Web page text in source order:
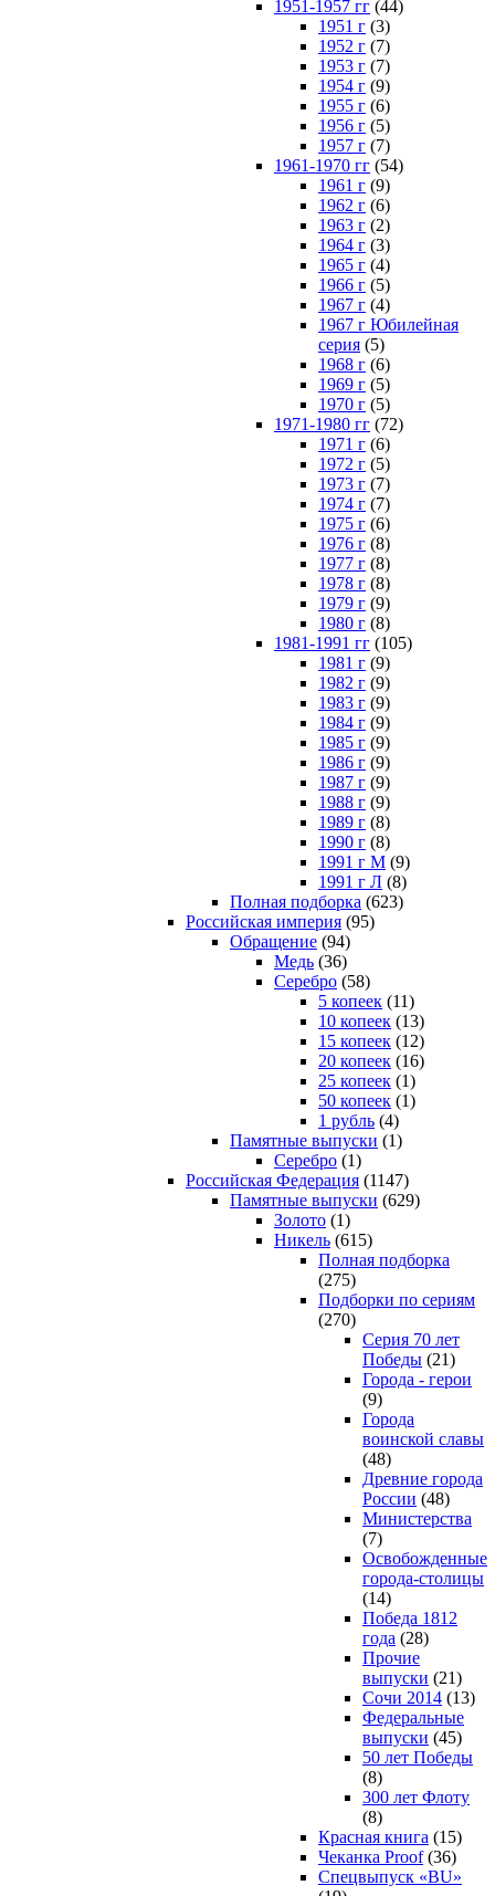
1951-1957 гг (44)
1951 г (3)
1952 г (7)
1953 г (7)
1954 г (9)
1955 г (6)
1956 г (5)
1957 г (7)
1961-1970 гг (54)
1961 г (9)
1962 г (6)
1963 г (2)
1964 г (3)
1965 г (4)
1966 г (5)
1967 г (4)
1967 г Юбилейная
серия (5)
1968 г (6)
1969 г (5)
1970 г (5)
1971-1980 гг (72)
1971 г (6)
1972 г (5)
1973 г (7)
1974 г (7)
1975 г (6)
1976 г (8)
1977 г (8)
1978 г (8)
1979 г (9)
1980 г (8)
1981-1991 гг (105)
1981 г (9)
1982 г (9)
1983 г (9)
1984 г (9)
1985 г (9)
1986 г (9)
1987 г (9)
1988 г (9)
1989 г (8)
1990 г (8)
1991 г М (9)
1991 г Л (8)
Полная подборка (623)
Российская империя (95)
Обращение (94)
Медь (36)
Серебро (58)
5 копеек (11)
10 копеек (13)
15 копеек (12)
20 копеек (16)
25 копеек (1)
50 копеек (1)
1 рубль (4)
Памятные выпуски (1)
Серебро (1)
Российская Федерация (1147)
Памятные выпуски (629)
Золото (1)
Никель (615)
Полная подборка
(275)
Подборки по сериям
(270)
Серия 70 лет
Победы (21)
Города - герои
(9)
Города
воинской славы
(48)
Древние города
России (48)
Министерства
(7)
Освобожденные
города-столицы
(14)
Победа 1812
года (28)
Прочие
выпуски (21)
Сочи 2014 (13)
Федеральные
выпуски (45)
50 лет Победы
(8)
300 лет Флоту
(8)
Красная книга (15)
Чеканка Proof(36)
Спецвыпуск «BU»